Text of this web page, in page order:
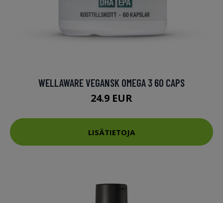
WELLAWARE VEGANSK OMEGA 3 60 CAPS
24.9 EUR
LISÄTIETOJA